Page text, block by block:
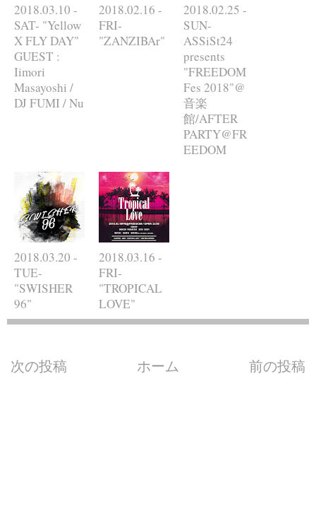
2018.03.10 -
SAT- "Yellow
X FLY DAY"
GUEST :
Iimori
Masayoshi /
DJ FUMI / Nu
2018.02.16 -
FRI-
"ZANZIBAr"
2018.02.25 -
SUN-
ASSiSt24
presents
"FREEDOM
Fes 2018"@
音楽
館/AFTER
PARTY@FR
EEDOM
2018.03.20 -
TUE-
"SWISHER
96"
2018.03.16 -
FRI-
"TROPICAL
LOVE"
次の投稿 前の投稿
ホーム